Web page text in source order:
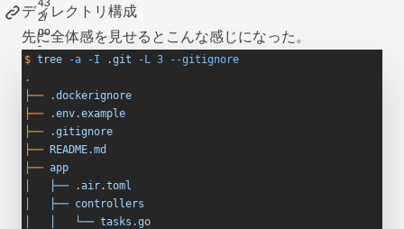
ディレクトリ構成
先に全体感を見せるとこんな感じになった。
$ tree -a -I .git -L 3 --gitignore
.
├── .dockerignore
├── .env.example
├── .gitignore
├── README.md
├── app
   ├──
.air.toml
   ├──
controllers
   └──
tasks.go